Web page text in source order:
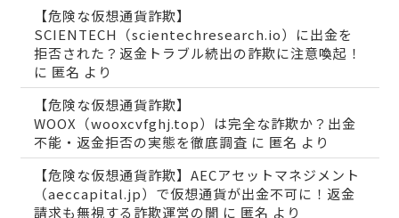
【危険な仮想通貨詐欺】
SCIENTECH（scientechresearch.io）に出金を
拒否された？返金トラブル続出の詐欺に注意喚起！
に 匿名 より
【危険な仮想通貨詐欺】
WOOX（wooxcvfghj.top）は完全な詐欺か？出金
不能・返金拒否の実態を徹底調査 に 匿名 より
【危険な仮想通貨詐欺】AECアセットマネジメント
（aeccapital.jp）で仮想通貨が出金不可に！返金
請求も無視する詐欺運営の闇 に 匿名 より